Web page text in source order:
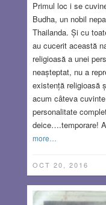
Primul loc i se
Budha, un nobil
Thailanda. Și cu
au cucerit această
religioasă a unei
neașteptat, nu a
existență religioasă
acum câteva
personalitate
deice….temporare!
more…
OCT 20, 2016